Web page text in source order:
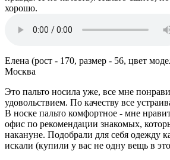
хорошо.
Елена (рост - 170, размер - 56, цвет
Москва
Это пальто носила уже, все мне
удовольствием. По качеству все
В носке пальто комфортное - мне
офис по рекомендации знакомых,
накануне. Подобрали для себя одежду
искали (купили у вас не одну вещь в